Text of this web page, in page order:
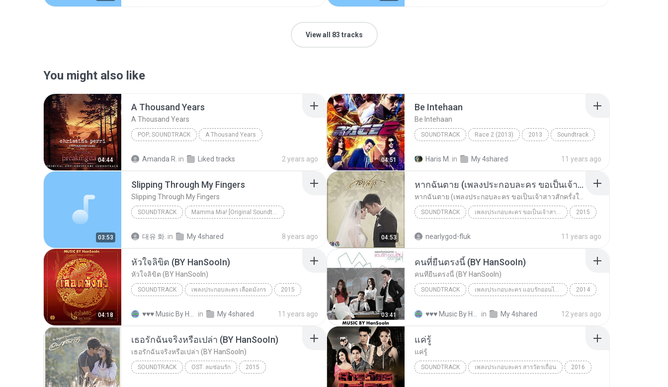
View all 83 tracks
You might also like
04:44
A Thousand Years
A Thousand Years
POP; SOUNDTRACK A Thousand Years
Amanda R. in Liked tracks 2 years ago 04:51
Be Intehaan
Be Intehaan
SOUNDTRACK Race 2 (2013) 2013 Soundtrack
Haris M. in My 4shared 11 years ago
03:53
Slipping Through My Fingers
Slipping Through My Fingers
SOUNDTRACK Mamma Mia! [Original Soundtrack]
대유 화. in My 4shared 8 years ago 04:53
หากฉันตาย (เพลงประกอบละคร ขอเป็นเจ้าสาวสักครั้งให้ชื่นใจ)
SOUNDTRACK เพลงประกอบละคร ขอเป็นเจ้าสาวสักครั้งให้ชื่นใจ 2015
nearlygod-fluk 11 years ago
04:18
หัวใจลิขิต (BY HanSooIn)
หัวใจลิขิต (BY HanSooIn)
SOUNDTRACK เพลงประกอบละคร เลือดมังกร 2015
in My 4shared 11 years ago 03:41
คนที่ยืนตรงนี้ (BY HanSooIn)
คนที่ยืนตรงนี้ (BY HanSooIn)
SOUNDTRACK เพลงประกอบละคร แอบรักออนไลน์ 2014
in My 4shared 12 years ago
เธอรักฉันจริงหรือเปล่า (BY HanSooIn)
เธอรักฉันจริงหรือเปล่า (BY HanSooIn)
SOUNDTRACK OST. ลมซ่อนรัก 2015
แค่รู้
แค่รู้
SOUNDTRACK เพลงประกอบละคร สารวัตรเถื่อน 2016